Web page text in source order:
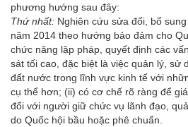
phương hướng sau đây:
Thứ nhất: Nghiên cứu sửa đổi, bổ
năm 2014 theo hướng bảo đảm cho
chức năng lập pháp, quyết định các
sát tối cao, đặc biệt là việc quản lý, sử
đất nước trong lĩnh vực kinh tế với
cụ thể hơn; (ii) có cơ chế rõ ràng để
đối với người giữ chức vụ lãnh đạo,
do Quốc hội bầu hoặc phê chuẩn.